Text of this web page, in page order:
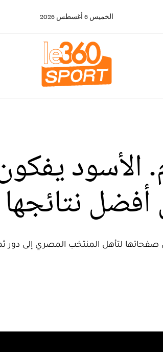
الخميس 6 أغسطس 2026
الأسود
نتائجها
لتأهل المنتخب المصري إلى دور